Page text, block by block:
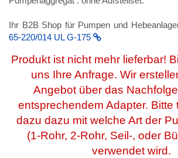
Ihr B2B Shop für Pumpen und
65-220/014 UL G-175
Produkt ist nicht mehr lieferbar!
uns Ihre Anfrage. Wir
Angebot über das
entsprechendem Adapter. Bitte
dazu dazu mit welche Art der
(1-Rohr, 2-Rohr, Seil-, oder
verwendet wird.